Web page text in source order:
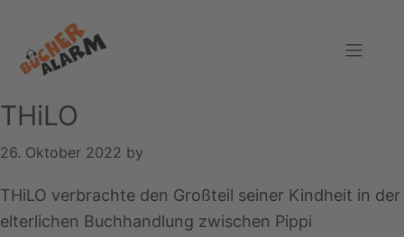
Hauptnavigation
springen
springen
Fußzeile
springen
THiLO
26. Oktober 2022 by
THiLO verbrachte den Großteil seiner Kindheit in der
elterlichen Buchhandlung zwischen Pippi